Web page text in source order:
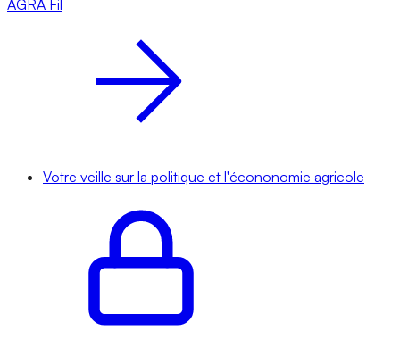
AGRA Fil
Votre veille sur la politique et l'écononomie agricole